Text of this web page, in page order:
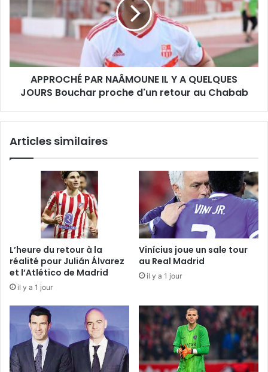
Y
QUELQUES
Bouchar
proche
d'un
APPROCHÉ PAR NAÂMOUNE IL Y A QUELQUES
JOURS Bouchar proche d'un retour au Chabab
Articles similaires
L’heure du retour à la
réalité pour Julián Álvarez
et l’Atlético de Madrid
il y a 1 jour
Vinícius joue un sale tour
au Real Madrid
il y a 1 jour